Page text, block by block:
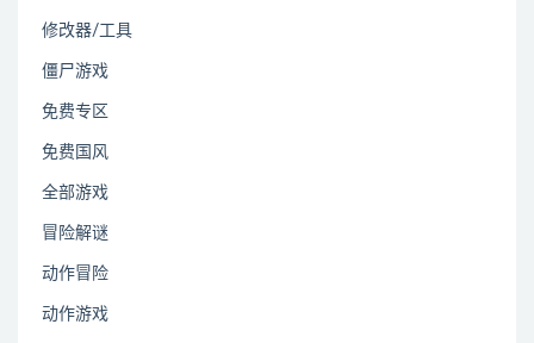
修改器/工具
僵尸游戏
免费专区
免费国风
全部游戏
冒险解谜
动作冒险
动作游戏